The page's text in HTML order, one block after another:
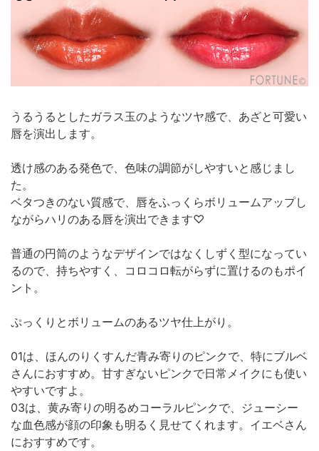
うるうるとしたガラス玉のようなツヤ感で、あざと可愛い
唇を演出します。
透け感のある発色で、色味の調節がしやすいと感じまし
た。
ベタつきのない質感で、唇をふっくらボリュームアップし
ながらハリのある唇を演出できます♡
普通の円筒のようなデザインではなくしずく型になってい
るので、持ちやすく、コロコロ転がらずに置けるのもポイ
ント。
ぷっくりとボリュームのあるツヤ仕上がり。
01は、ほんのりくすんだ青み寄りのピンクで、特にブルベ
さんにおすすめ。甘すぎないピンクで日常メイクにも使い
やすいですよ。
03は、黄み寄りの明るめコーラルピンクで、ジューシー
な血色感が顔の印象も明るく見せてくれます。イエベさん
におすすめです。